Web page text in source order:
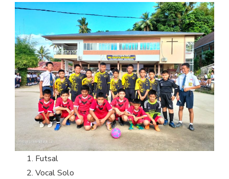
Futsal
Vocal Solo